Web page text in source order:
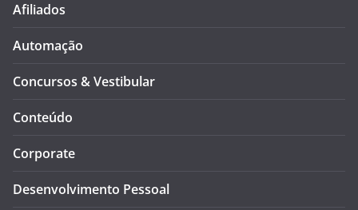
Afiliados
Automação
Concursos & Vestibular
Conteúdo
Corporate
Desenvolvimento Pessoal